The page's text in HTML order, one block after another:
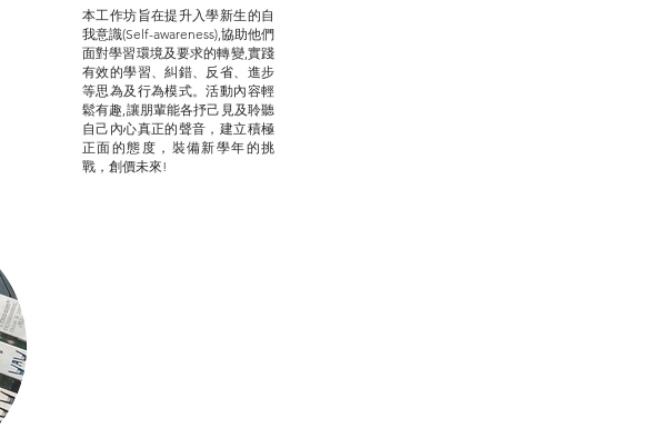
本工作坊旨在提升入學新生的自
我意識(Self-awareness),協助他們
面對學習環境及要求的轉變,實踐
有效的學習、糾錯、反省、進步
等思為及行為模式。活動內容輕
鬆有趣,讓朋輩能各抒己見及聆聽
自己內心真正的聲音，建立積極
正面的態度，裝備新學年的挑
戰，創價未來!